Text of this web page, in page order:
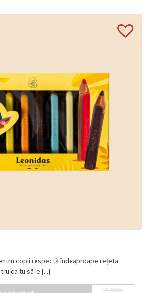
copii respectă îndeaproape rețeta
ca tu să le [...]
45.00lei